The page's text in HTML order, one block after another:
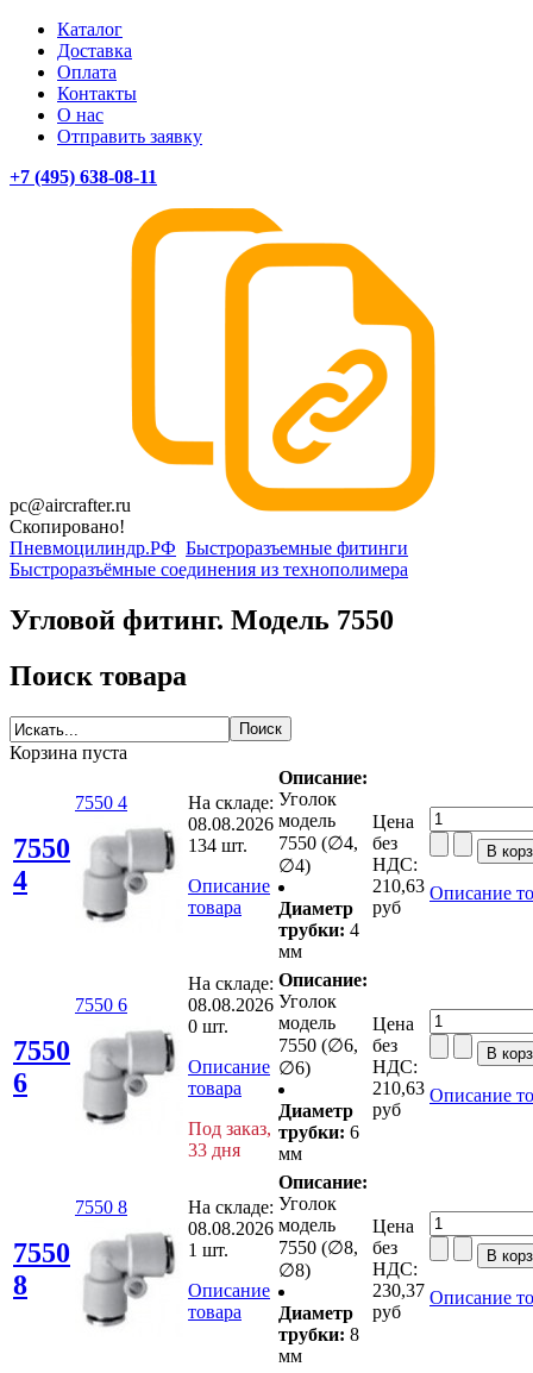
Каталог
Доставка
Оплата
Контакты
О нас
Отправить заявку
+7 (495) 638-08-11
pc@aircrafter.ru
Скопировано!
Пневмоцилиндр.РФ Быстроразъемные фитинги
Быстроразъёмные соединения из технополимера
Угловой фитинг. Модель 7550
Поиск товара
Корзина пуста
7550
4
7550 4
На складе:
08.08.2026
134 шт.
Описание
товара
Описание:
Уголок
модель
7550 (∅4,
∅4)
Диаметр
трубки: 4
мм
Цена
без
НДС:
210,63
руб
Описание
7550
6
7550 6
На складе:
08.08.2026
0 шт.
Описание
товара
Под заказ,
33 дня
Описание:
Уголок
модель
7550 (∅6,
∅6)
Диаметр
трубки: 6
мм
Цена
без
НДС:
210,63
руб
Описание
7550
8
7550 8
На складе:
08.08.2026
1 шт.
Описание
товара
Описание:
Уголок
модель
7550 (∅8,
∅8)
Диаметр
трубки: 8
мм
Цена
без
НДС:
230,37
руб
Описание